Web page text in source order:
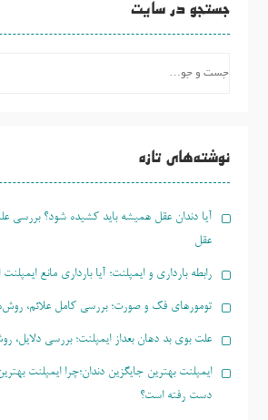
جستجو در سایت
نوشته‌های تازه
آیا دندان عقل همیشه باید کشیده شود؟ بررسی
عقل
رابطه بارداری و ایمپلنت؛ آیا بارداری مانع
تومورهای فک و صورت؛ بررسی کامل علائم،
علت بوی بد دهان بعداز ایمپلنت؛ بررسی دلایل،
ایمپلنت بهترین جایگزین دندان؛چرا ایمپلنت
دست رفته است؟